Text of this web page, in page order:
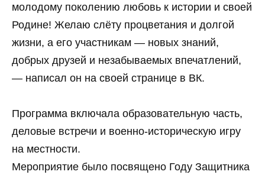
молодому поколению любовь к истории и своей
Родине! Желаю слёту процветания и долгой
жизни, а его участникам — новых знаний,
добрых друзей и незабываемых впечатлений,
— написал он на своей странице в ВК.
Программа включала образовательную часть,
деловые встречи и военно-историческую игру
на местности.
Мероприятие было посвящено Году Защитника